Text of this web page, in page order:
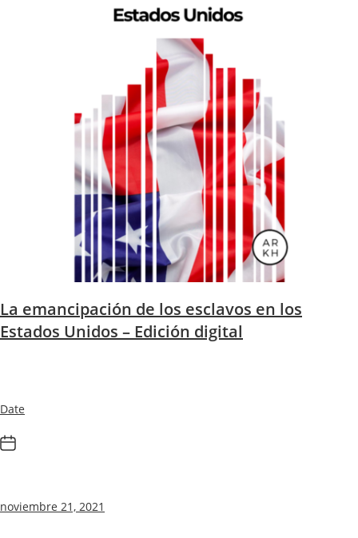
La emancipación de los esclavos en los
Estados Unidos – Edición digital
Date
noviembre 21, 2021